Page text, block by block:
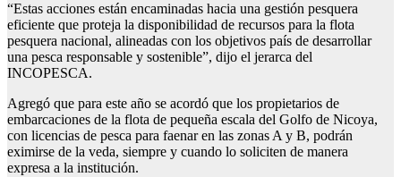
“Estas acciones están encaminadas hacia una gestión pesquera
eficiente que proteja la disponibilidad de recursos para la flota
pesquera nacional, alineadas con los objetivos país de desarrollar
una pesca responsable y sostenible”, dijo el jerarca del
INCOPESCA.
Agregó que para este año se acordó que los propietarios de
embarcaciones de la flota de pequeña escala del Golfo de Nicoya,
con licencias de pesca para faenar en las zonas A y B, podrán
eximirse de la veda, siempre y cuando lo soliciten de manera
expresa a la institución.